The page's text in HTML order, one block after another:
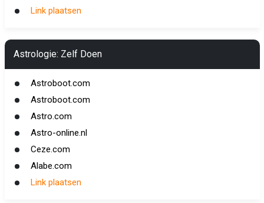
Link plaatsen
Astrologie: Zelf Doen
Astroboot.com
Astroboot.com
Astro.com
Astro-online.nl
Ceze.com
Alabe.com
Link plaatsen